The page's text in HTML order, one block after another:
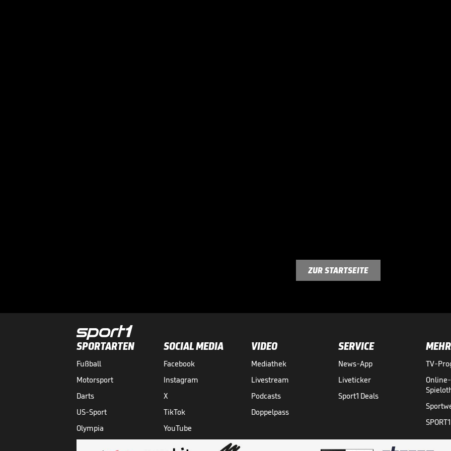
ZUR STARTSEITE
SPORTARTEN
Fußball
Motorsport
Darts
US-Sport
Olympia
SOCIAL MEDIA
Facebook
Instagram
X
TikTok
YouTube
VIDEO
Mediathek
Livestream
Podcasts
Doppelpass
SERVICE
News-App
Liveticker
Sport1 Deals
MEHR
TV-